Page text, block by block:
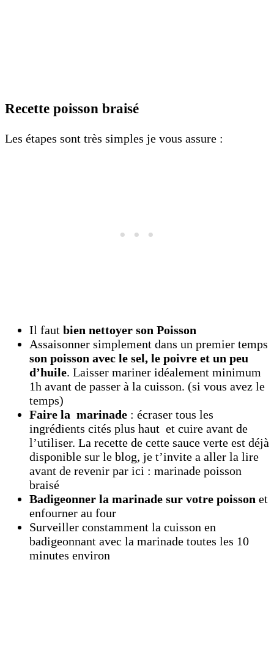
Recette poisson braisé
Les étapes sont très simples je vous assure :
Il faut bien nettoyer son Poisson
Assaisonner simplement dans un premier temps
son poisson avec le sel, le poivre et un peu
d’huile. Laisser mariner idéalement minimum
1h avant de passer à la cuisson. (si vous avez le
temps)
Faire la marinade : écraser tous les
ingrédients cités plus haut et cuire avant de
l’utiliser. La recette de cette sauce verte est déjà
disponible sur le blog, je t’invite a aller la lire
avant de revenir par ici : marinade poisson
braisé
Badigeonner la marinade sur votre poisson et
enfourner au four
Surveiller constamment la cuisson en
badigeonnant avec la marinade toutes les 10
minutes environ